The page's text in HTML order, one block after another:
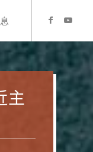
主